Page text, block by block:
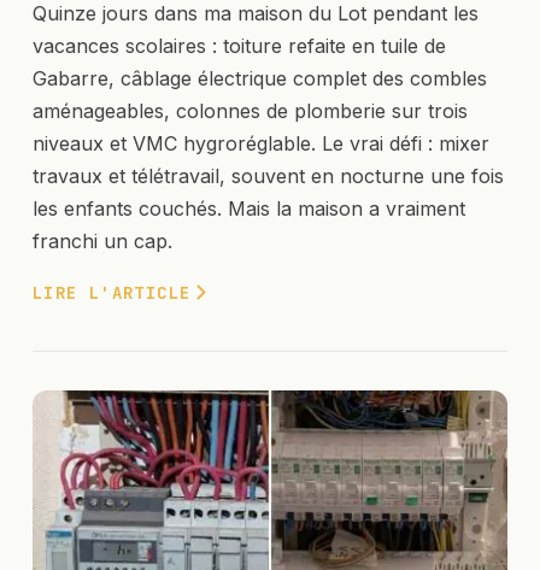
Quinze jours dans ma maison du Lot pendant les
vacances scolaires : toiture refaite en tuile de
Gabarre, câblage électrique complet des combles
aménageables, colonnes de plomberie sur trois
niveaux et VMC hygroréglable. Le vrai défi : mixer
travaux et télétravail, souvent en nocturne une fois
les enfants couchés. Mais la maison a vraiment
franchi un cap.
LIRE L'ARTICLE